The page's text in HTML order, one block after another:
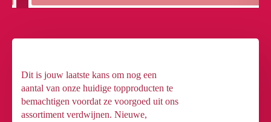
Dit is jouw laatste kans om nog een
aantal van onze huidige topproducten te
bemachtigen voordat ze voorgoed uit ons
assortiment verdwijnen. Nieuwe,